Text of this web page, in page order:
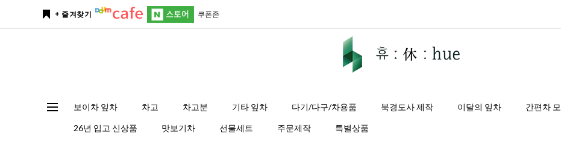
+ 즐겨찾기 쿠폰존
보이차 잎차 차고 차고분 기타 잎차 다기/다구/차용품 북경도사 제작 이달의 잎차 간편차
26년 입고 신상품 맛보기차 선물세트 주문제작 특별상품